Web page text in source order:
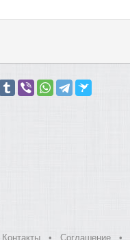
Контакты • Соглашение •